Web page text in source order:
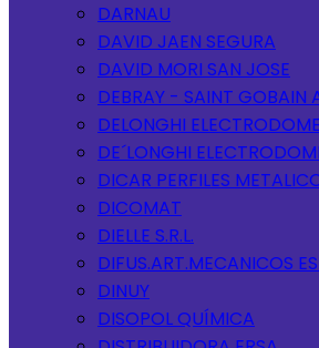
DARNAU
DAVID JAEN SEGURA
DAVID MORI SAN JOSE
DEBRAY - SAINT GOBAIN
DELONGHI
DE´LONGHI
DICAR PERFILES
DICOMAT
DIELLE S.R.L.
DIFUS.ART.MECANICOS
DINUY
DISOPOL QUÍMICA